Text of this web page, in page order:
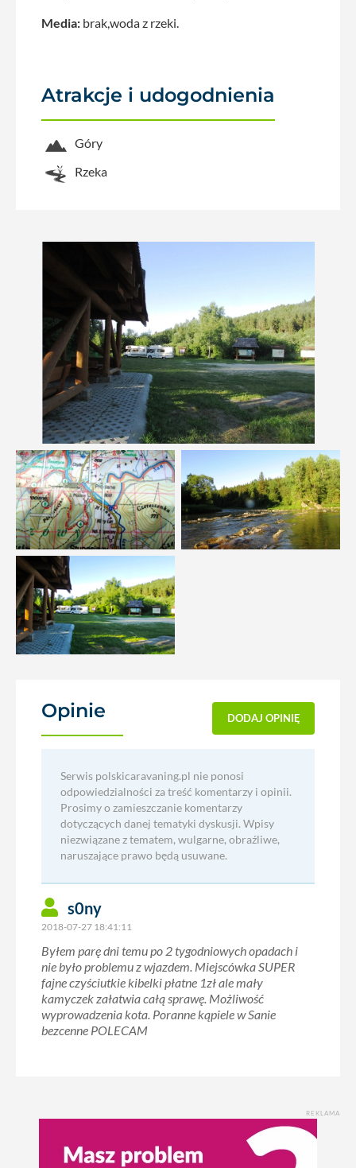
Media: brak,woda z rzeki.
Atrakcje i udogodnienia
Góry
Rzeka
Opinie DODAJ OPINIĘ
Serwis polskicaravaning.pl nie ponosi
odpowiedzialności za treść komentarzy i opinii.
Prosimy o zamieszczanie komentarzy
dotyczących danej tematyki dyskusji. Wpisy
niezwiązane z tematem, wulgarne, obraźliwe,
naruszające prawo będą usuwane.
s0ny
2018-07-27 18:41:11
Byłem parę dni temu po 2 tygodniowych opadach i
nie było problemu z wjazdem. Miejscówka SUPER
fajne czyściutkie kibelki płatne 1zł ale mały
kamyczek załatwia całą sprawę. Możliwość
wyprowadzenia kota. Poranne kąpiele w Sanie
bezcenne POLECAM
REKLAMA